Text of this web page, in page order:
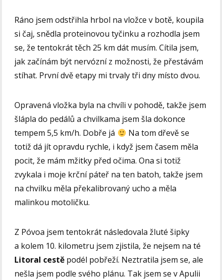
Ráno jsem odstřihla hrbol na vložce v botě, koupila
si čaj, snědla proteinovou tyčinku a rozhodla jsem
se, že tentokrát těch 25 km dát musím. Cítila jsem,
jak začínám být nervózní z možnosti, že přestávám
stíhat. První dvě etapy mi trvaly tři dny místo dvou.
Opravená vložka byla na chvíli v pohodě, takže jsem
šlápla do pedálů a chvilkama jsem šla dokonce
tempem 5,5 km/h. Dobře já
Na tom dřevě se
totiž dá jít opravdu rychle, i když jsem časem měla
pocit, že mám mžitky před očima. Ona si totiž
zvykala i moje krční páteř na ten batoh, takže jsem
na chvilku měla překalibrovaný ucho a měla
malinkou motoličku.
Z Póvoa jsem tentokrát následovala žluté šipky
a kolem 10. kilometru jsem zjistila, že nejsem na té
Litoral cestě podél pobřeží. Neztratila jsem se, ale
nešla jsem podle svého plánu. Tak jsem se v Apulii